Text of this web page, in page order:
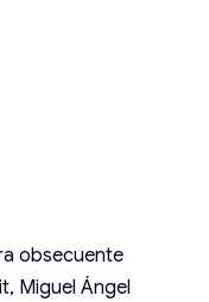
obsecuente
Miguel Ángel